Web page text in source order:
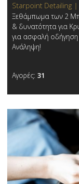
Starpoint Detailing
Ξεθάμπωμα των 2
& δυνατότητα για
για ασφαλή οδήγηση
Ανάληψη!
Αγορές: 31